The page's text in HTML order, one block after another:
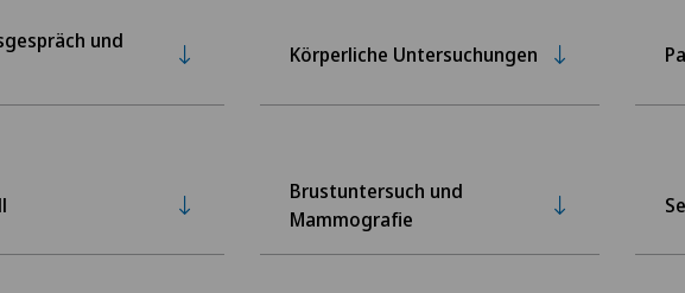
und
Körperliche Untersuchungen
Brustuntersuch und
Mammografie